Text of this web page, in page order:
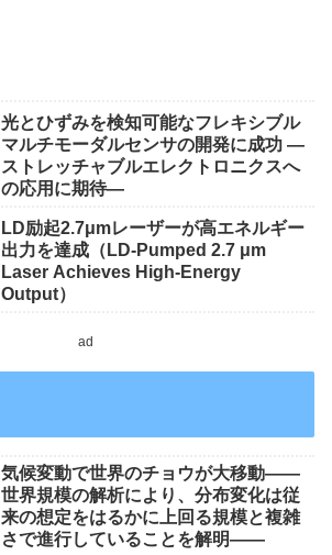
光とひずみを検知可能なフレキシブル
マルチモーダルセンサの開発に成功 ―
ストレッチャブルエレクトロニクスへ
の応用に期待―
LD励起2.7μmレーザーが高エネルギー
出力を達成（LD-Pumped 2.7 μm
Laser Achieves High-Energy
Output）
ad
気候変動で世界のチョウが大移動――
世界規模の解析により、分布変化は従
来の想定をはるかに上回る規模と複雑
さで進行していることを解明――